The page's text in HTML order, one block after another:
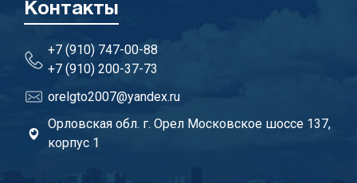
Контакты
+7 (910) 747-00-88
+7 (910) 200-37-73
orelgto2007@yandex.ru
Орловская обл. г. Орел Московское шоссе 137,
корпус 1